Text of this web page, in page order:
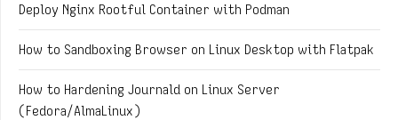
Deploy Nginx Rootful Container with Podman
How to Sandboxing Browser on Linux Desktop with Flatpak
How to Hardening Journald on Linux Server
(Fedora/AlmaLinux)